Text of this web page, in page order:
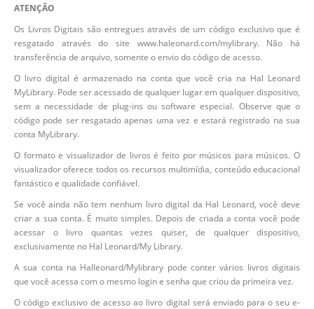
ATENÇÃO
Os Livros Digitais são entregues através de um código exclusivo que é
resgatado através do site www.haleonard.com/mylibrary. Não há
transferência de arquivo, somente o envio do código de acesso.
O livro digital é armazenado na conta que você cria na Hal Leonard
MyLibrary. Pode ser acessado de qualquer lugar em qualquer dispositivo,
sem a necessidade de plug-ins ou software especial. Observe que o
código pode ser resgatado apenas uma vez e estará registrado na sua
conta MyLibrary.
O formato e visualizador de livros é feito por músicos para músicos. O
visualizador oferece todos os recursos multimídia, conteúdo educacional
fantástico e qualidade confiável.
Se você ainda não tem nenhum livro digital da Hal Leonard, você deve
criar a sua conta. É muito simples. Depois de criada a conta você pode
acessar o livro quantas vezes quiser, de qualquer dispositivo,
exclusivamente no Hal Leonard/My Library.
A sua conta na Halleonard/Mylibrary pode conter vários livros digitais
que você acessa com o mesmo login e senha que criou da primeira vez.
O código exclusivo de acesso ao livro digital será enviado para o seu e-